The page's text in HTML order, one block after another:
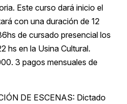
Este curso dará inicio el
con una duración de 12
de cursado presencial los
hs en la Usina Cultural.
3 pagos mensuales de
DE ESCENAS: Dictado